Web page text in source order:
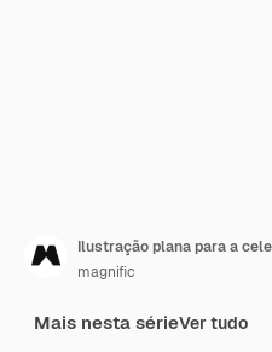
magnific
Mais nesta sérieVer tudo